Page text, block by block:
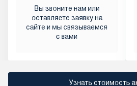
Вы звоните нам или
оставляете заявку на
сайте и мы связываемся
с вами
Узнать стоимость